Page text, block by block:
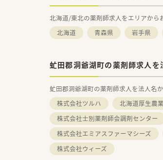
北海道/東北の薬剤師求人をエリアから
北海道
青森県 岩手県
虻田郡洞爺湖町の薬剤師求人を
虻田郡洞爺湖町の薬剤師求人を法人名
株式会社ツルハ
北海道厚生農
株式会社士別薬剤師会調剤センター
株式会社エミアスファーマシーズ
株式会社ウィーズ